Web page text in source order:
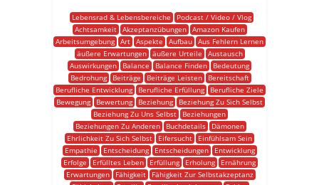
Lebensrad & Lebensbereiche
Podcast / Video / Vlog
Achtsamkeit
Akzeptanzübungen
Amazon Kaufen
Arbeitsumgebung Art Aspekte Aufbau Aus Fehlern Lernen
äußere Erwartungen
äußere Urteile
Austausch
Auswirkungen
Balance Balance Finden
Bedeutung
Bedrohung
Beiträge Beiträge Leisten
Bereitschaft
Berufliche Entwicklung
Berufliche Erfüllung
Berufliche Ziele
Bewegung
Bewertung Beziehung
Beziehung Zu Sich Selbst
Beziehung Zu Uns Selbst
Beziehungen
Beziehungen Zu Anderen
Buchdetails
Dämonen
Ehrlichkeit Zu Sich Selbst
Eifersucht
Einfühlsam Sein
Empathie
Entscheidung Entscheidungen
Entwicklung
Erfolge
Erfülltes Leben Erfüllung Erholung
Ernährung
Erwartungen
Fähigkeit
Fähigkeit Zur Selbstakzeptanz